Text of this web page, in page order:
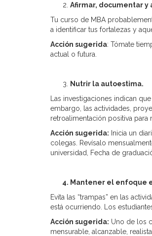
Afirmar, documentar y
Tu curso de MBA
a identificar tus fortalezas y
Acción sugerida: Tómate
actual o futura.
Nutrir la autoestima.
Las investigaciones indican
embargo, las actividades,
retroalimentación positiva para
Acción sugerida: Inicia un
colegas. Revísalo
universidad, Fecha de
4. Mantener el enfoque
Evita las “trampas” en las
está ocurriendo. Los
Acción sugerida: Uno de los
mensurable, alcanzable,